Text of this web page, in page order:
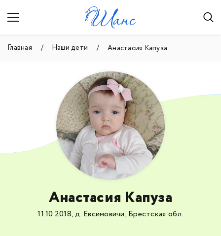
Главная Наши дети Анастасия Капуза
Анастасия Капуза
11.10.2018, д. Евсимовичи, Брестская обл.